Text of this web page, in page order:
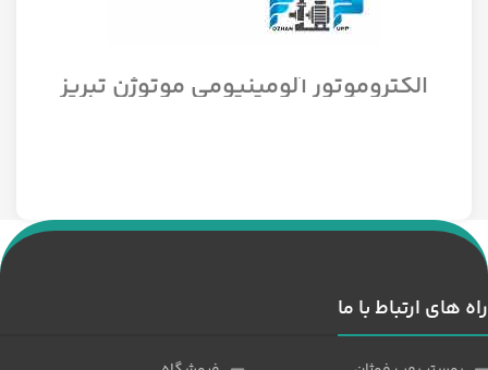
الکتروموتور آلومینیومی موتوژن تبریز
سه فاز مدل 1/12 اسب 1500 دور
راه های ارتباط با ما